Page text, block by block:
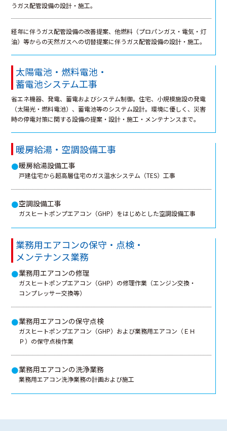
うガス配管設備の設計・施工。
経年に伴うガス配管設備の改善提案、他燃料（プロパンガス・電気・灯
油）等からの天然ガスへの切替提案に伴うガス配管設備の設計・施工。
太陽電池・燃料電池・
蓄電池システム工事
省エネ機器、発電、蓄電およびシステム制御。住宅、小規模施設の発電
（太陽光・燃料電池）、蓄電池等のシステム設計。環境に優しく、災害
時の停電対策に関する設備の提案・設計・施工・メンテナンスまで。
暖房給湯・空調設備工事
●暖房給湯設備工事
戸建住宅から超高層住宅のガス温水システム（TES）工事
●空調設備工事
ガスヒートポンプエアコン（GHP）をはじめとした空調設備工事
業務用エアコンの保守・点検・
メンテナンス業務
●業務用エアコンの修理
ガスヒートポンプエアコン（GHP）の修理作業（エンジン交換・
コンプレッサー交換等）
●業務用エアコンの保守点検
ガスヒートポンプエアコン（GHP）および業務用エアコン（ＥＨ
Ｐ）の保守点検作業
●業務用エアコンの洗浄業務
業務用エアコン洗浄業務の計画および施工